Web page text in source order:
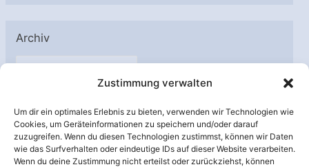
Zustimmung verwalten
Um dir ein optimales Erlebnis zu bieten, verwenden wir Technologien wie
Cookies, um Geräteinformationen zu speichern und/oder darauf
zuzugreifen. Wenn du diesen Technologien zustimmst, können wir Daten
wie das Surfverhalten oder eindeutige IDs auf dieser Website verarbeiten.
Wenn du deine Zustimmung nicht erteilst oder zurückziehst, können
Archiv
A
h
i
v
Unterstützt von: